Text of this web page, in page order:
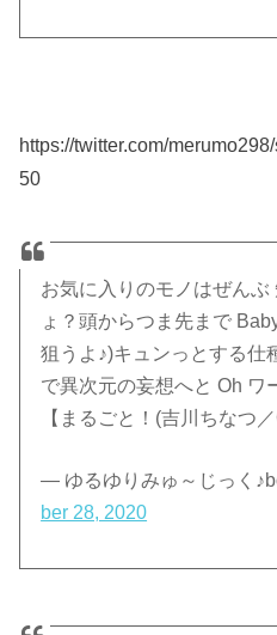
https://twitter.com/
50
お気に入りのモノはぜん
ょ？頭からつま先まで
狙うよ♪)キュンっとする仕
で異次元の妄想へと Oh ワ
【まるごと！(吉川ちなつ
— ゆるゆりみゅ～じっく
ber 28, 2020